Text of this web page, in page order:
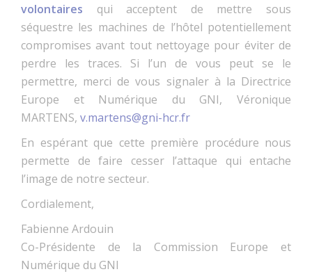
volontaires
qui acceptent de mettre sous
séquestre les machines de l’hôtel potentiellement
compromises avant tout nettoyage pour éviter de
perdre les traces. Si l’un de vous peut se le
permettre, merci de vous signaler à la Directrice
Europe et Numérique du GNI, Véronique
MARTENS, v.martens@gni-hcr.fr
En espérant que cette première procédure nous
permette de faire cesser l’attaque qui entache
l’image de notre secteur.
Cordialement,
Fabienne Ardouin
Co-Présidente de la Commission Europe et
Numérique du GNI